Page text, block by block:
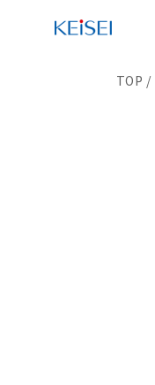
TOP /